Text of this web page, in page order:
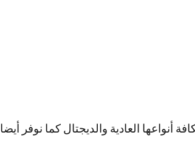
العادية والديجتال كما نوفر أيضا